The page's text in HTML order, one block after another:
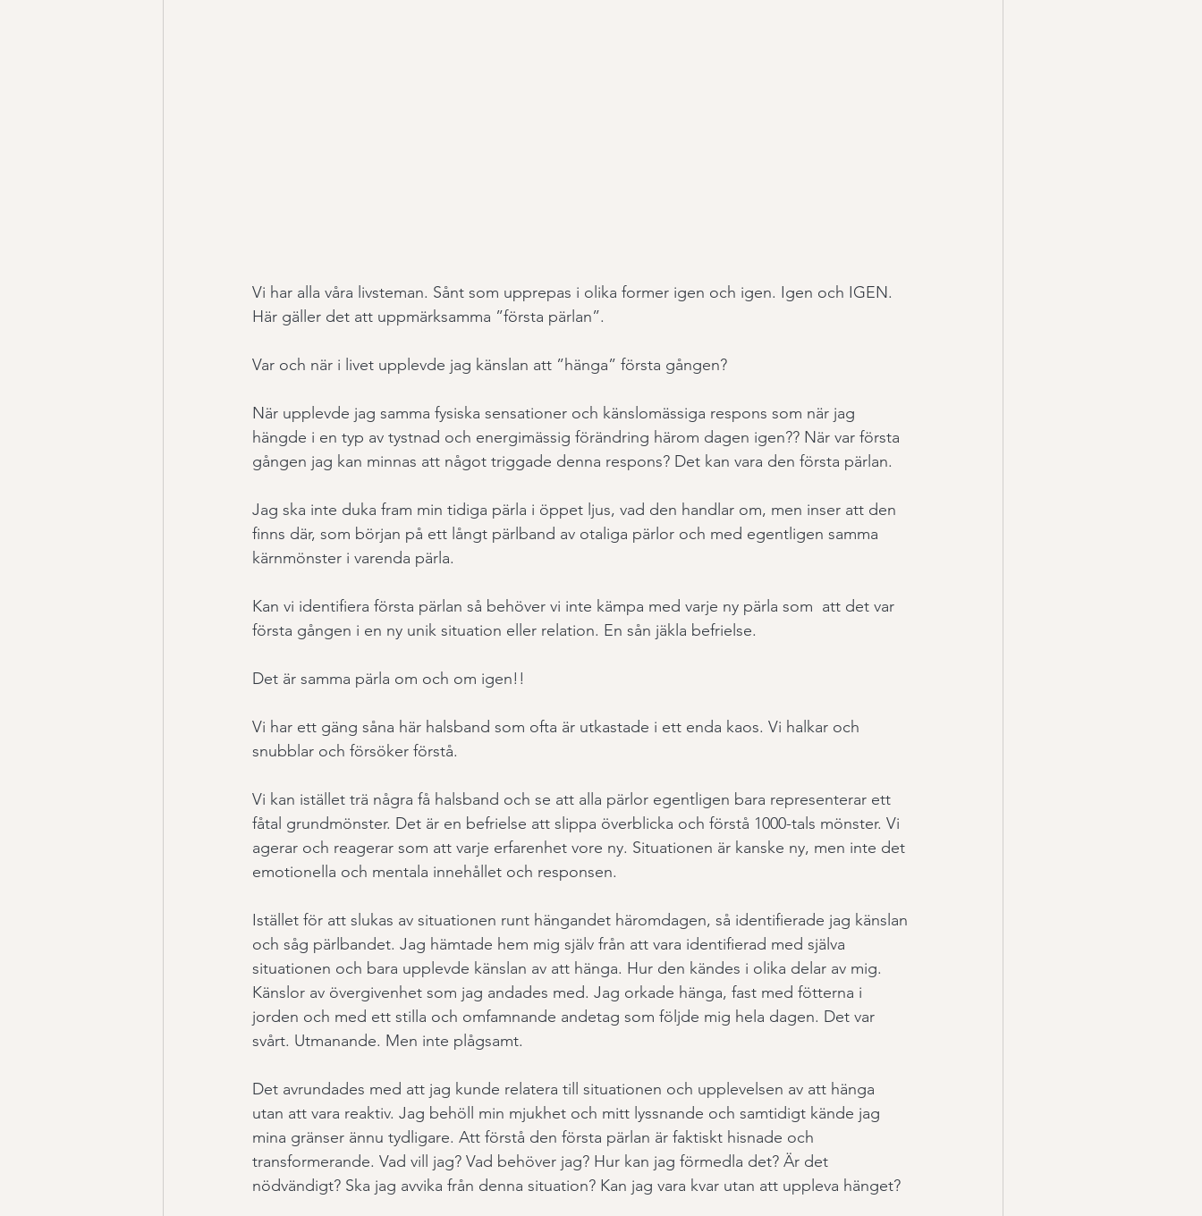
Vi har alla våra livsteman. Sånt som upprepas i olika former igen och igen. Igen och IGEN.
Här gäller det att uppmärksamma ”första pärlan”.
Var och när i livet upplevde jag känslan att ”hänga” första gången?
När upplevde jag samma fysiska sensationer och känslomässiga respons som när jag
hängde i en typ av tystnad och energimässig förändring härom dagen igen?? När var första
gången jag kan minnas att något triggade denna respons? Det kan vara den första pärlan.
Jag ska inte duka fram min tidiga pärla i öppet ljus, vad den handlar om, men inser att den
finns där, som början på ett långt pärlband av otaliga pärlor och med egentligen samma
kärnmönster i varenda pärla.
Kan vi identifiera första pärlan så behöver vi inte kämpa med varje ny pärla som  att det var
första gången i en ny unik situation eller relation. En sån jäkla befrielse.
Det är samma pärla om och om igen!!
Vi har ett gäng såna här halsband som ofta är utkastade i ett enda kaos. Vi halkar och
snubblar och försöker förstå.
Vi kan istället trä några få halsband och se att alla pärlor egentligen bara representerar ett
fåtal grundmönster. Det är en befrielse att slippa överblicka och förstå 1000-tals mönster. Vi
agerar och reagerar som att varje erfarenhet vore ny. Situationen är kanske ny, men inte det
emotionella och mentala innehållet och responsen.
Istället för att slukas av situationen runt hängandet häromdagen, så identifierade jag känslan
och såg pärlbandet. Jag hämtade hem mig själv från att vara identifierad med själva
situationen och bara upplevde känslan av att hänga. Hur den kändes i olika delar av mig.
Känslor av övergivenhet som jag andades med. Jag orkade hänga, fast med fötterna i
jorden och med ett stilla och omfamnande andetag som följde mig hela dagen. Det var
svårt. Utmanande. Men inte plågsamt.
Det avrundades med att jag kunde relatera till situationen och upplevelsen av att hänga
utan att vara reaktiv. Jag behöll min mjukhet och mitt lyssnande och samtidigt kände jag
mina gränser ännu tydligare. Att förstå den första pärlan är faktiskt hisnade och
transformerande. Vad vill jag? Vad behöver jag? Hur kan jag förmedla det? Är det
nödvändigt? Ska jag avvika från denna situation? Kan jag vara kvar utan att uppleva hänget?